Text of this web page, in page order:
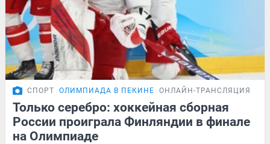
СПОРТ ОЛИМПИАДА В ПЕКИНЕ ОНЛАЙН-ТРАНСЛЯЦИЯ
Только серебро: хоккейная сборная
России проиграла Финляндии в финале
на Олимпиаде